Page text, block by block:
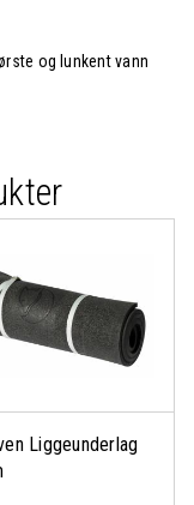
og lunkent vann
Liggeunderlag